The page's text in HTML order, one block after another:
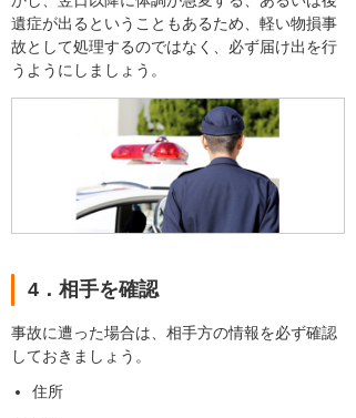
遺症が出るということもあるため、軽い物損事
故として処理するのではなく、必ず届け出を行
うようにしましょう。
4．相手を確認
事故に遭った場合は、相手方の情報を必ず確認
しておきましょう。
住所